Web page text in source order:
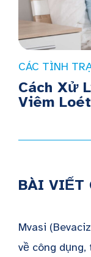
CÁC TÌNH
Cách Xử
Viêm
BÀI VIẾT
Mvasi
về công dụng,